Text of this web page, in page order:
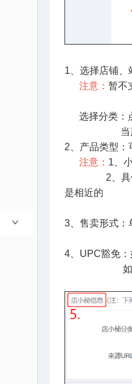
1、选择店铺、
注意： 暂不
选择分类：
当产品发布
2、产品类型：
注意： 1、
2、具体提交
是相近的
3、售卖形式：
4、UPC豁免
如果未申